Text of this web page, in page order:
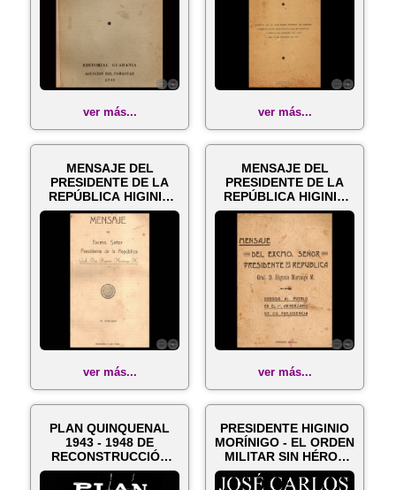
ver más... ver más...
MENSAJE DEL
PRESIDENTE DE LA
REPÚBLICA HIGINIO
MORÍNIGO, 1942
ver más...
MENSAJE DEL
PRESIDENTE DE LA
REPÚBLICA HIGINIO
MORÍNIGO, 1941
ver más...
PLAN QUINQUENAL
1943 - 1948 DE
RECONSTRUCCIÓN
NACIONAL
(GOBIERNO ...
PRESIDENTE HIGINIO
MORÍNIGO - EL ORDEN
MILITAR SIN HÉROE
(Obra de...